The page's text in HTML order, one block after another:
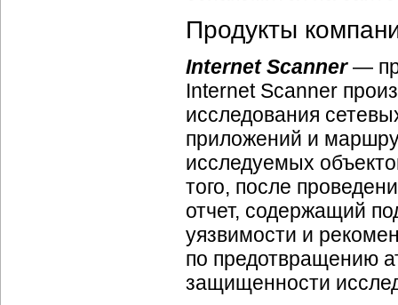
Продукты
Internet Scanner—
Internet Scanner
исследования
приложений и
исследуемых
того, после
отчет, содержащий
уязвимости и
по предотвращению
защищенности